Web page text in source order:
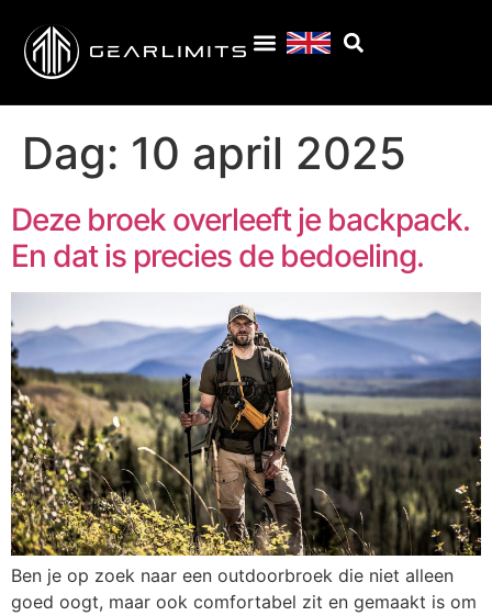
Dag: 10 april 2025
Deze broek overleeft je backpack.
En dat is precies de bedoeling.
Ben je op zoek naar een outdoorbroek die niet alleen
goed oogt, maar ook comfortabel zit en gemaakt is om